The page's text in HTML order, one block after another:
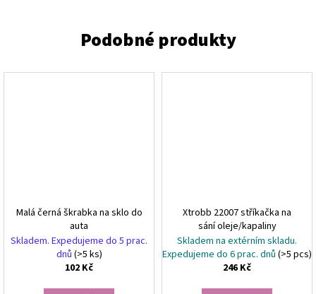
Malá černá škrabka na sklo do
auta
Skladem. Expedujeme do 5 prac.
dnů (>5 ks)
102 Kč
Xtrobb 22007 stříkačka na
sání oleje/kapaliny
Skladem na extérním skladu.
Expedujeme do 6 prac. dnů (>5 pcs)
246 Kč